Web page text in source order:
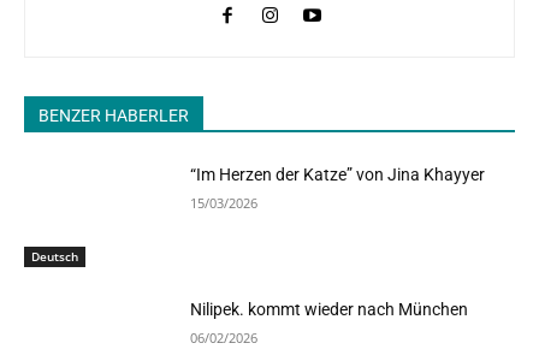
BENZER HABERLER
Deutsch
“Im Herzen der Katze” von Jina Khayyer
15/03/2026
Nilipek. kommt wieder nach München
06/02/2026